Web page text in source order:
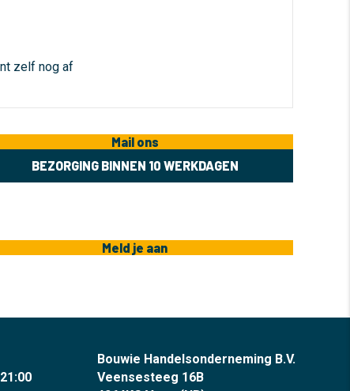
zelf nog af
Mail ons
BEZORGING BINNEN 10 WERKDAGEN
Meld je aan
Bouwie Handelsonderneming B.V.
Veensesteeg 16B